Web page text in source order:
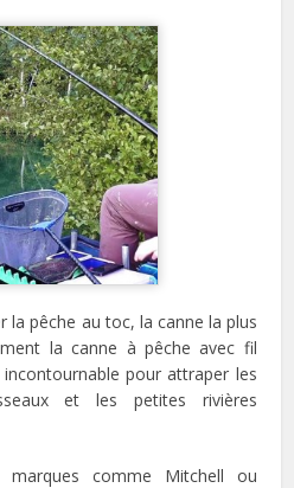
la pêche au toc, la canne la plus
la canne à pêche avec fil
incontournable pour attraper les
et les petites rivières
marques comme Mitchell ou